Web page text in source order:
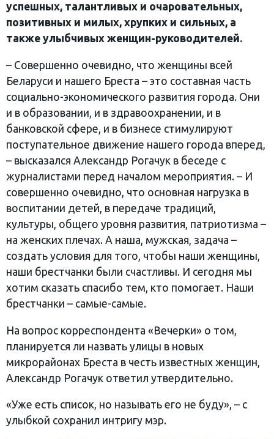
успешных, талантливых и очаровательных,
позитивных и милых, хрупких и сильных, а
также улыбчивых женщин-руководителей.
– Совершенно очевидно, что женщины всей
Беларуси и нашего Бреста – это составная часть
социально-экономического развития города. Они
и в образовании, и в здравоохранении, и в
банковской сфере, и в бизнесе стимулируют
поступательное движение нашего города вперед,
– высказался Александр Рогачук в беседе с
журналистами перед началом мероприятия. – И
совершенно очевидно, что основная нагрузка в
воспитании детей, в передаче традиций,
культуры, общего уровня развития, патриотизма –
на женских плечах. А наша, мужская, задача –
создать условия для того, чтобы наши женщины,
наши брестчанки были счастливы. И сегодня мы
хотим сказать спасибо тем, кто помогает. Наши
брестчанки – самые-самые.
На вопрос корреспондента «Вечерки» о том,
планируется ли назвать улицы в новых
микрорайонах Бреста в честь известных женщин,
Александр Рогачук ответил утвердительно.
«Уже есть список, но называть его не буду», – с
улыбкой сохранил интригу мэр.